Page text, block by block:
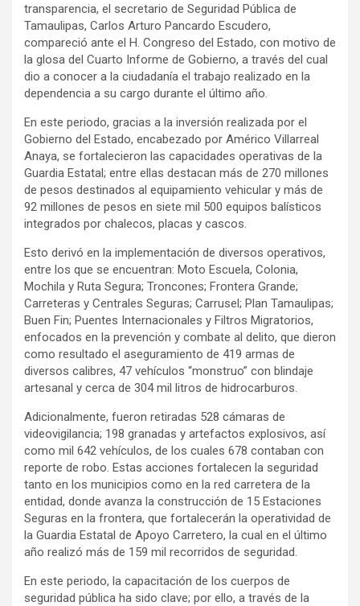
transparencia, el secretario de Seguridad Pública de
Tamaulipas, Carlos Arturo Pancardo Escudero,
compareció ante el H. Congreso del Estado, con motivo de
la glosa del Cuarto Informe de Gobierno, a través del cual
dio a conocer a la ciudadanía el trabajo realizado en la
dependencia a su cargo durante el último año.
En este periodo, gracias a la inversión realizada por el
Gobierno del Estado, encabezado por Américo Villarreal
Anaya, se fortalecieron las capacidades operativas de la
Guardia Estatal; entre ellas destacan más de 270 millones
de pesos destinados al equipamiento vehicular y más de
92 millones de pesos en siete mil 500 equipos balísticos
integrados por chalecos, placas y cascos.
Esto derivó en la implementación de diversos operativos,
entre los que se encuentran: Moto Escuela, Colonia,
Mochila y Ruta Segura; Troncones; Frontera Grande;
Carreteras y Centrales Seguras; Carrusel; Plan Tamaulipas;
Buen Fin; Puentes Internacionales y Filtros Migratorios,
enfocados en la prevención y combate al delito, que dieron
como resultado el aseguramiento de 419 armas de
diversos calibres, 47 vehículos “monstruo” con blindaje
artesanal y cerca de 304 mil litros de hidrocarburos.
Adicionalmente, fueron retiradas 528 cámaras de
videovigilancia; 198 granadas y artefactos explosivos, así
como mil 642 vehículos, de los cuales 678 contaban con
reporte de robo. Estas acciones fortalecen la seguridad
tanto en los municipios como en la red carretera de la
entidad, donde avanza la construcción de 15 Estaciones
Seguras en la frontera, que fortalecerán la operatividad de
la Guardia Estatal de Apoyo Carretero, la cual en el último
año realizó más de 159 mil recorridos de seguridad.
En este periodo, la capacitación de los cuerpos de
seguridad pública ha sido clave; por ello, a través de la